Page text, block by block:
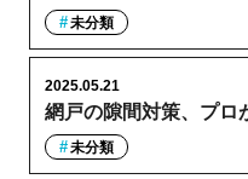
未分類
網戸の隙間対策、プロ
2025.05.21
未分類